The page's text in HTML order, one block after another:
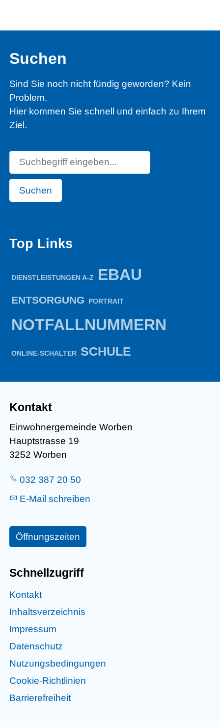
Suchen
Sind Sie noch nicht fündig geworden? Kein
Problem.
Hier kommen Sie schnell und einfach zu Ihrem
Ziel.
Suchen
Top Links
DIENSTLEISTUNGEN A-Z EBAU
ENTSORGUNG PORTRAIT
NOTFALLNUMMERN
ONLINE-SCHALTER SCHULE
Kontakt
Einwohnergemeinde Worben
Hauptstrasse 19
3252 Worben
032 387 20 50
E-Mail schreiben
Öffnungszeiten
Schnellzugriff
Kontakt
Inhaltsverzeichnis
Impressum
Datenschutz
Nutzungsbedingungen
Cookie-Richtlinien
Barrierefreiheit